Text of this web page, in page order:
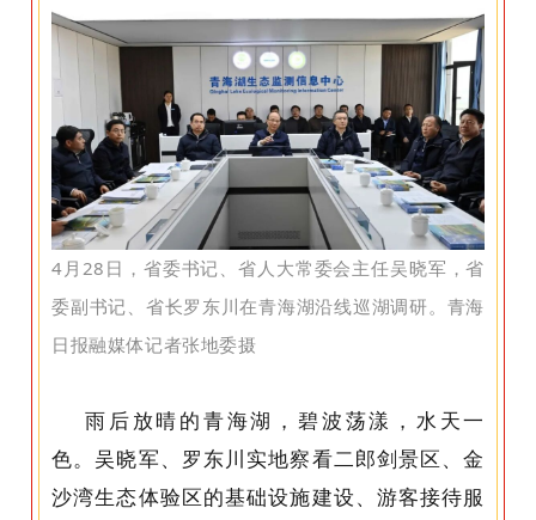
4月28日，省委书记、省人大常委会主任吴晓军，省
委副书记、省长罗东川在青海湖沿线巡湖调研。青海
日报融媒体记者张地委摄
雨后放晴的青海湖，碧波荡漾，水天一
色。吴晓军、罗东川实地察看二郎剑景区、金
沙湾生态体验区的基础设施建设、游客接待服